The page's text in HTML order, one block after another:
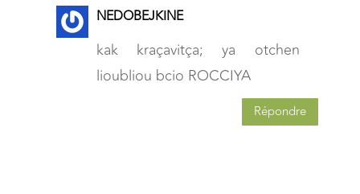
NEDOBEJKINE
kak kraçavitça; ya otchen
lioubliou bcio ROCCIYA
Répondre